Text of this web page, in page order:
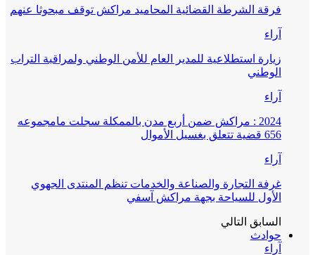
فرقة الشرطة القضائية المحاميد مراكش توقف مبحوثا عنهم
آراء
زيارة استطلاعية للمدير العام للأمن الوطني ولمراقبة التراب
الوطني
آراء
2024 : مراكش ضمن أربع مدن بالممكلة سجلت مامجموعه
656 قضية تتعلق بغسيل الأموال
آراء
غرفة التجارة والصناعة والخدمات تنظم المنتدى الجهوي
الأول للسياحة بجهة مراكش آسفي
السابق التالي
حوادث
آراء